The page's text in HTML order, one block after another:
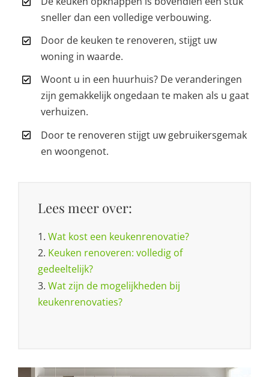
sneller dan een volledige verbouwing.
Door de keuken te renoveren, stijgt uw
woning in waarde.
Woont u in een huurhuis? De veranderingen
zijn gemakkelijk ongedaan te maken als u gaat
verhuizen.
Door te renoveren stijgt uw gebruikersgemak
en woongenot.
Lees meer over:
1. Wat kost een keukenrenovatie?
2. Keuken renoveren: volledig of
gedeeltelijk?
3. Wat zijn de mogelijkheden bij
keukenrenovaties?